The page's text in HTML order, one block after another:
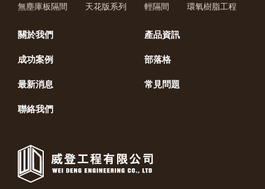
無塵庫板隔間 天花版系列 輕隔間 環氧樹脂工程
關於我們 產品資訊
成功案例 部落格
最新消息 常見問題
聯絡我們